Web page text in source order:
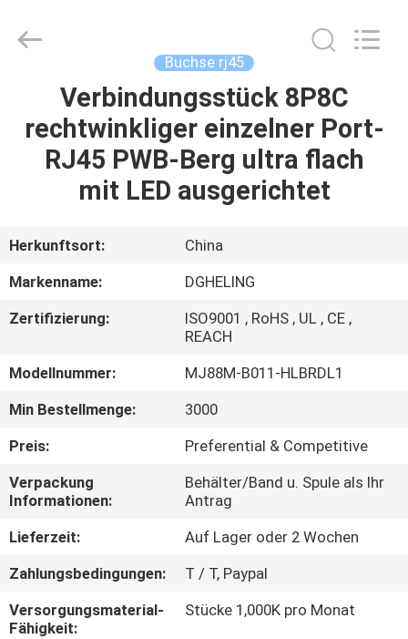
HAUS
PRODUKTE
UNS
AUSFLUG
TRETEN
SIE
MIT
UNS
IN
VERBINDUNG
Rights
Reserved.
Buchse rj45
Verbindungsstück 8P8C
rechtwinkliger einzelner Port-
RJ45 PWB-Berg ultra flach
mit LED ausgerichtet
Herkunftsort:
China
Markenname:
DGHELING
Zertifizierung:
ISO9001 , RoHS , UL , CE ,
REACH
Modellnummer:
MJ88M-B011-HLBRDL1
Min Bestellmenge:
3000
Preis:
Preferential & Competitive
Verpackung
Informationen:
Behälter/Band u. Spule als Ihr
Antrag
Lieferzeit:
Auf Lager oder 2 Wochen
Zahlungsbedingungen:
T / T, Paypal
Versorgungsmaterial-
Fähigkeit:
Stücke 1,000K pro Monat